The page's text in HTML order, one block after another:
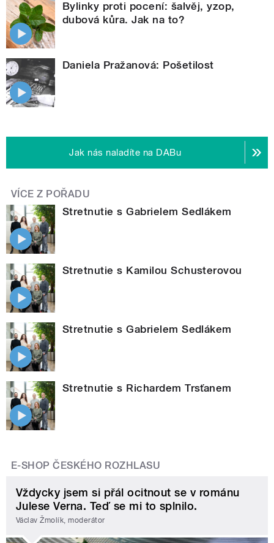
Bylinky proti pocení: šalvěj, yzop,
dubová kůra. Jak na to?
Daniela Pražanová: Pošetilost
Jak nás naladíte na DABu
VÍCE Z POŘADU
Stretnutie s Gabrielem Sedlákem
Stretnutie s Kamilou Schusterovou
Stretnutie s Gabrielem Sedlákem
Stretnutie s Richardem Trsťanem
E-SHOP ČESKÉHO ROZHLASU
Vždycky jsem si přál ocitnout se v románu
Julese Verna. Teď se mi to splnilo.
Václav Žmolík, moderátor